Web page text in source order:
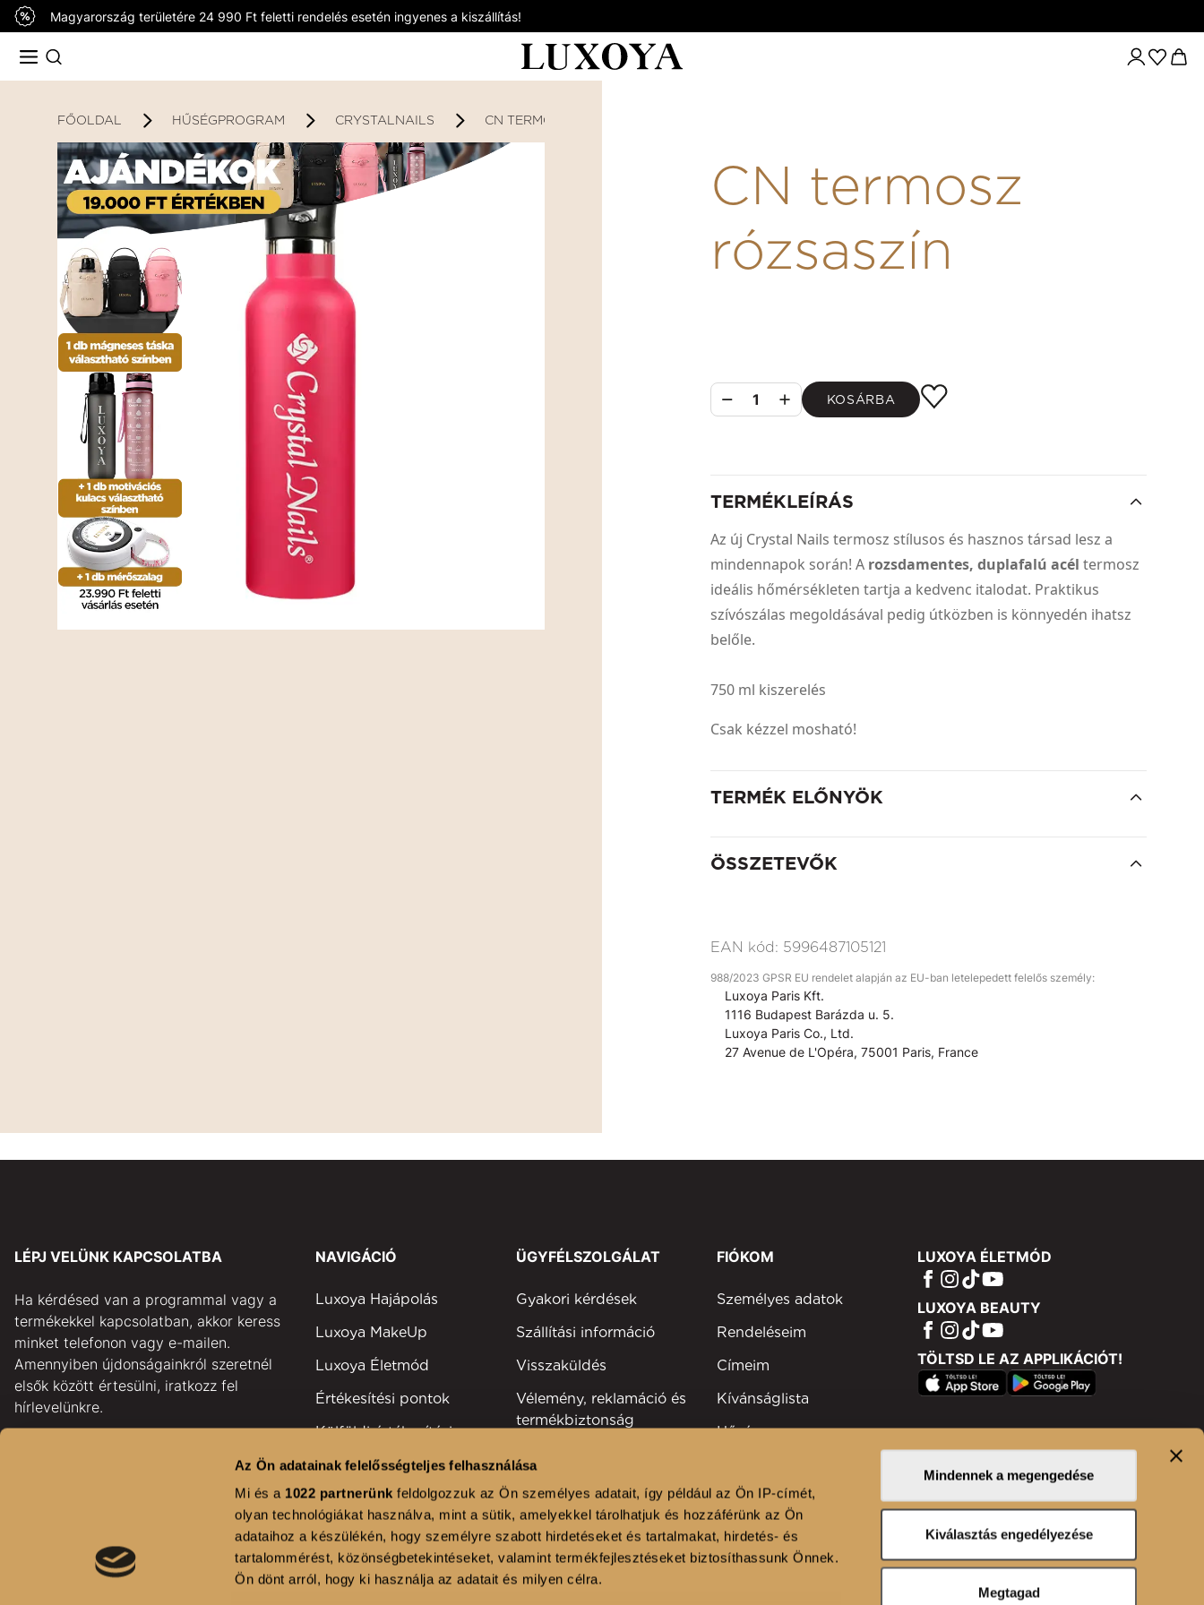
Az Ön adatainak felelősségteljes felhasználása
Mi és a 1022 partnerünk feldolgozzuk az Ön személyes adatait, így például az Ön IP-címét,
olyan technológiákat használva, mint a sütik, amelyekkel tárolhatjuk és hozzáférünk az Ön
adataihoz a készülékén, hogy személyre szabott hirdetéseket és tartalmakat, hirdetés- és
tartalommérést, közönségbetekintéseket, valamint termékfejlesztéseket biztosíthassunk Önnek.
Ön dönt arról, hogy ki használja az adatait és milyen célra.
Mindennek a megengedése
Kiválasztás engedélyezése
Megtagad
Magyarország területére 24 990 Ft feletti rendelés esetén ingyenes a kiszállítás!
FŐOLDAL HŰSÉGPROGRAM CRYSTALNAILS CN TERMOSZ RÓZSASZÍN
CN termosz
rózsaszín
1 KOSÁRBA
TERMÉKLEÍRÁS
Az új Crystal Nails termosz stílusos és hasznos társad lesz a
mindennapok során! A rozsdamentes, duplafalú acél termosz
ideális hőmérsékleten tartja a kedvenc italodat. Praktikus
szívószálas megoldásával pedig útközben is könnyedén ihatsz
belőle.
750 ml kiszerelés
Csak kézzel mosható!
TERMÉK ELŐNYÖK
ÖSSZETEVŐK
EAN kód: 5996487105121
988/2023 GPSR EU rendelet alapján az EU-ban letelepedett felelős személy:
Luxoya Paris Kft.
1116 Budapest Barázda u. 5.
Luxoya Paris Co., Ltd.
27 Avenue de L'Opéra, 75001 Paris, France
LÉPJ VELÜNK KAPCSOLATBA
Ha kérdésed van a programmal vagy a
termékekkel kapcsolatban, akkor keress
minket telefonon vagy e-mailen.
Amennyiben újdonságainkról szeretnél
elsők között értesülni, iratkozz fel
hírlevelünkre.
HÍRLEVÉL FELIRATKOZÁS
NAVIGÁCIÓ
Luxoya Hajápolás
Luxoya MakeUp
Luxoya Életmód
Értékesítési pontok
Külföldi értékesítési
Területi képviselők
Fodrászszalonok
Kihívás
ÜGYFÉLSZOLGÁLAT
Gyakori kérdések
Szállítási információ
Visszaküldés
Vélemény, reklamáció és
termékbiztonság
FIÓKOM
Személyes adatok
Rendeléseim
Címeim
Kívánságlista
Hűségprogram
LUXOYA ÉLETMÓD
LUXOYA BEAUTY
TÖLTSD LE AZ APPLIKÁCIÓT!